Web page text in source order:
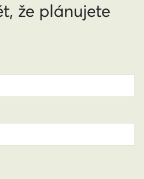
že plánujete